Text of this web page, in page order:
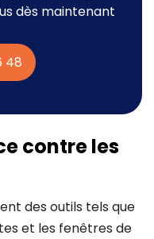
dès maintenant
48
contre les
des outils tels que
et les fenêtres de